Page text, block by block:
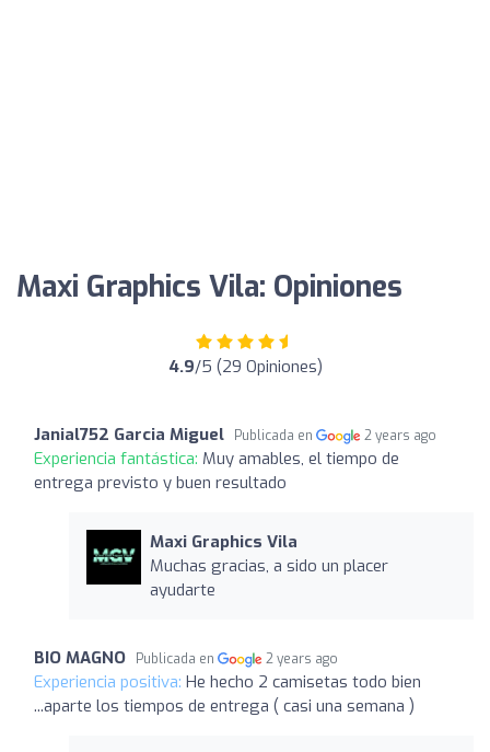
Maxi Graphics Vila: Opiniones
4.9/5 (29 Opiniones)
Janial752 Garcia Miguel Publicada en 2 years ago
Experiencia fantástica: Muy amables, el tiempo de
entrega previsto y buen resultado
Maxi Graphics Vila
Muchas gracias, a sido un placer
ayudarte
BIO MAGNO Publicada en 2 years ago
Experiencia positiva: He hecho 2 camisetas todo bien
...aparte los tiempos de entrega ( casi una semana )